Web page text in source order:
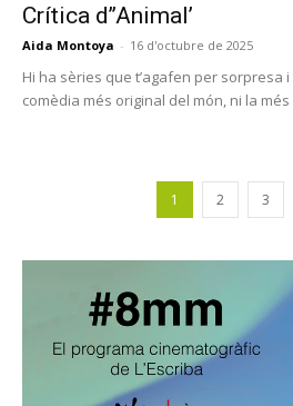
Crítica d’’Animal’
Aida Montoya - 16 d'octubre de 2025
Hi ha sèries que t’agafen per sorpresa i
comèdia més original del món, ni la
1 2 3